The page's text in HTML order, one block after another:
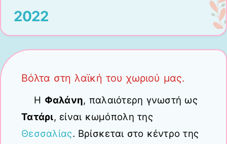
2022
Βόλτα στη λαϊκή του χωριού μας.
Η Φαλάνη, παλαιότερη γνωστή ως
Τατάρι, είναι κωμόπολη της
Θεσσαλίας. Βρίσκεται στο κέντρο της